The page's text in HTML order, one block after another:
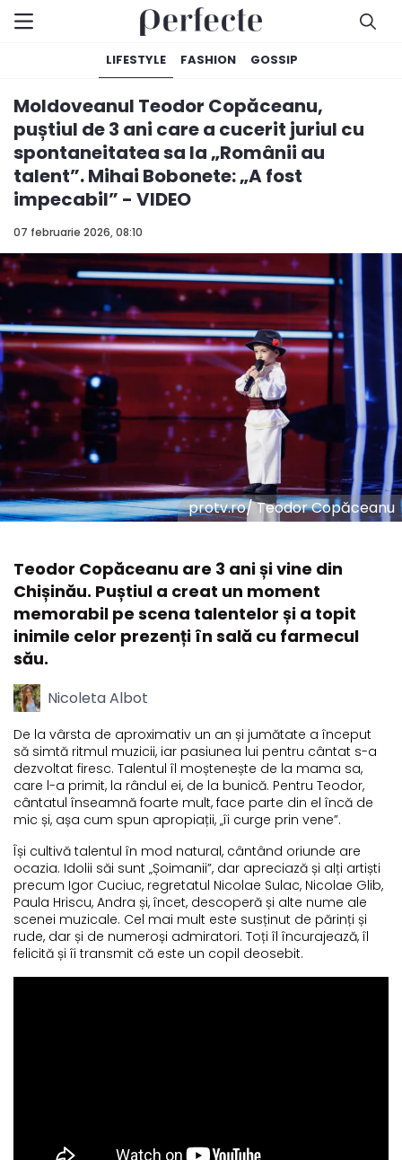
LIFESTYLE FASHION GOSSIP
07 februarie 2026, 08:10
Moldoveanul Teodor Copăceanu,
puștiul de 3 ani care a cucerit juriul cu
spontaneitatea sa la „Românii au
talent”. Mihai Bobonete: „A fost
impecabil” - VIDEO
protv.ro/Teodor Copăceanu
Teodor Copăceanu are 3 ani și vine din
Chișinău. Puștiul a creat un moment
memorabil pe scena talentelor și a topit
inimile celor prezenți în sală cu farmecul
său.
Nicoleta Albot
De la vârsta de aproximativ un an și jumătate a început
să simtă ritmul muzicii, iar pasiunea lui pentru cântat s-a
dezvoltat firesc. Talentul îl moștenește de la mama sa,
care l-a primit, la rândul ei, de la bunică. Pentru Teodor,
cântatul înseamnă foarte mult, face parte din el încă de
mic și, așa cum spun apropiații, „îi curge prin vene”.
Își cultivă talentul în mod natural, cântând oriunde are
ocazia. Idolii săi sunt „Șoimanii”, dar apreciază și alți artiști
precum Igor Cuciuc, regretatul Nicolae Sulac, Nicolae Glib,
Paula Hriscu, Andra și, încet, descoperă și alte nume ale
scenei muzicale. Cel mai mult este susținut de părinți și
rude, dar și de numeroși admiratori. Toți îl încurajează, îl
felicită și îi transmit că este un copil deosebit.